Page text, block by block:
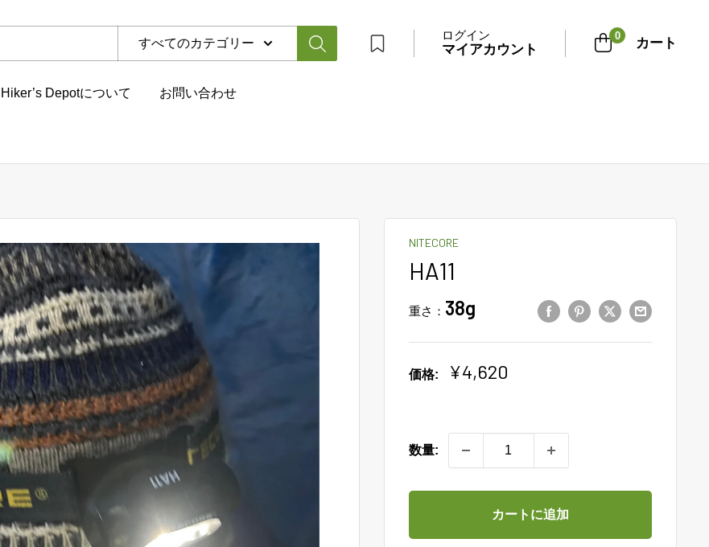
すべてのカテゴリー
ログイン
マイアカウント
0 カート
Hiker’s Depotについて お問い合わせ
HA11
NITECORE
重さ： 38g
価格:
販
格
¥4,620
数量:
カートに追加